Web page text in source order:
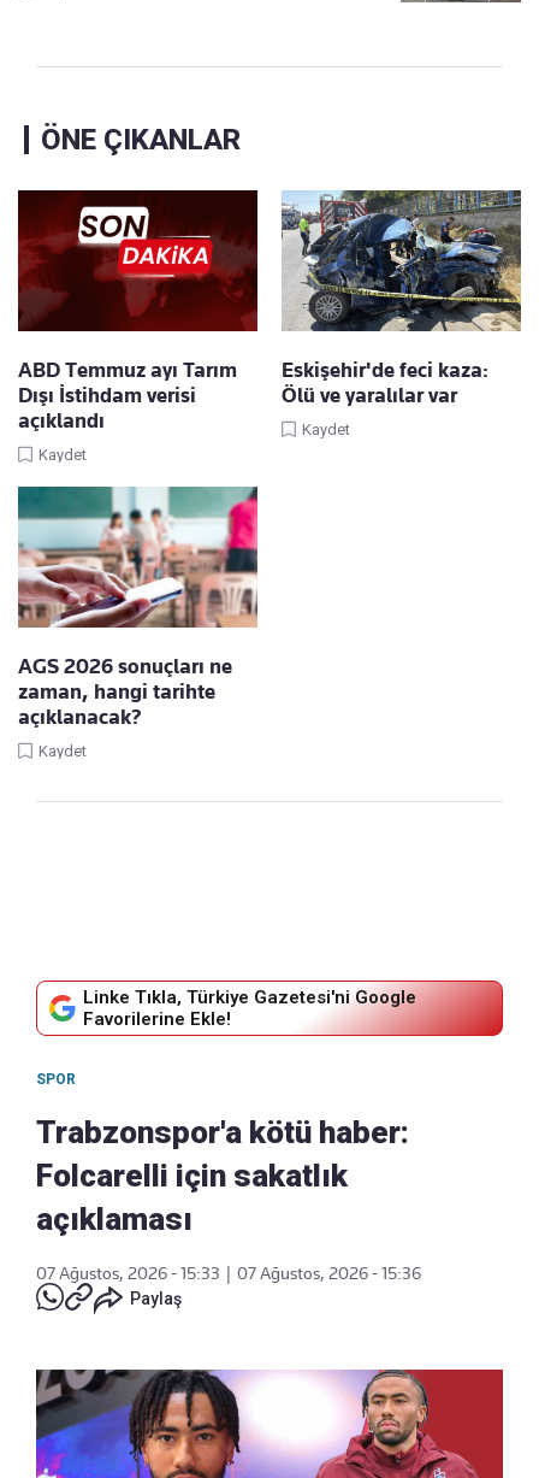
ÖNE ÇIKANLAR
ABD Temmuz ayı Tarım
Dışı İstihdam verisi
açıklandı
Kaydet
Eskişehir'de feci kaza:
Ölü ve yaralılar var
Kaydet
AGS 2026 sonuçları ne
zaman, hangi tarihte
açıklanacak?
Kaydet
Linke Tıkla, Türkiye Gazetesi'ni Google
Favorilerine Ekle!
SPOR
Trabzonspor'a kötü haber:
Folcarelli için sakatlık
açıklaması
07 Ağustos, 2026 - 15:33
07 Ağustos, 2026 - 15:36
Paylaş